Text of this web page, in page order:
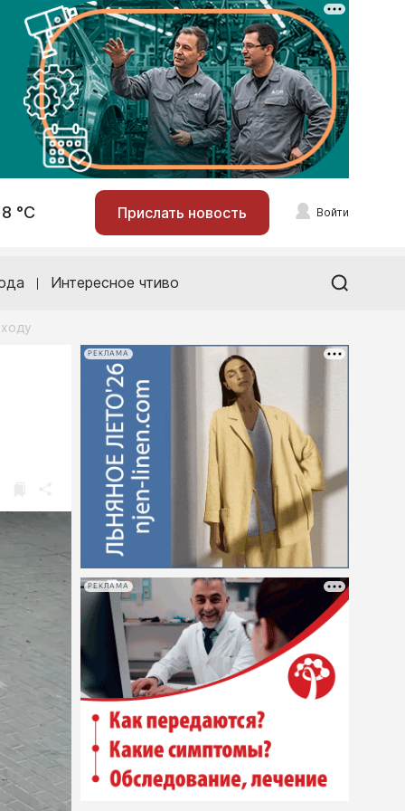
°С Прислать новость Войти
Интересное чтиво
РЕКЛАМА
РЕКЛАМА